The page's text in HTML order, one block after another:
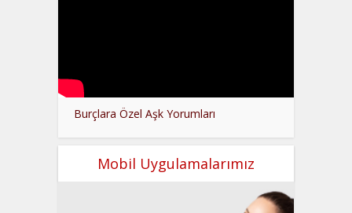
Burçlara Özel Aşk Yorumları
Mobil Uygulamalarımız